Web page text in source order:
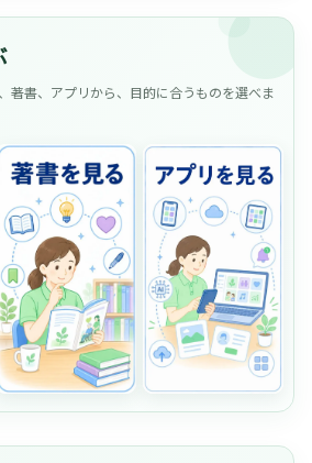
著書、アプリから、目的に合うものを選べま